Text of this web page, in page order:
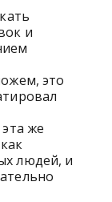
и
это
же
людей, и